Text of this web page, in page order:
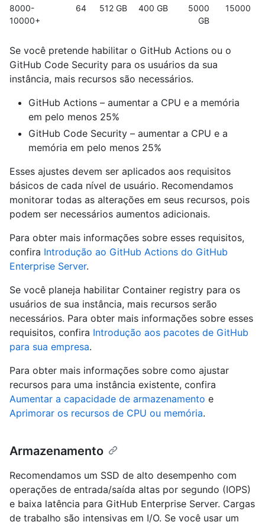
8000-
10000+
64 512 GB 400 GB
5000
GB
15000
Se você pretende habilitar o GitHub Actions ou o
GitHub Code Security para os usuários da sua
instância, mais recursos são necessários.
GitHub Actions – aumentar a CPU e a memória
em pelo menos 25%
GitHub Code Security – aumentar a CPU e a
memória em pelo menos 25%
Esses ajustes devem ser aplicados aos requisitos
básicos de cada nível de usuário. Recomendamos
monitorar todas as alterações em seus recursos, pois
podem ser necessários aumentos adicionais.
Para obter mais informações sobre esses requisitos,
confira Introdução ao GitHub Actions do GitHub
Enterprise Server.
Se você planeja habilitar Container registry para os
usuários de sua instância, mais recursos serão
necessários. Para obter mais informações sobre esses
requisitos, confira Introdução aos pacotes de GitHub
para sua empresa.
Para obter mais informações sobre como ajustar
recursos para uma instância existente, confira
Aumentar a capacidade de armazenamento e
Aprimorar os recursos de CPU ou memória.
Armazenamento
Recomendamos um SSD de alto desempenho com
operações de entrada/saída altas por segundo (IOPS)
e baixa latência para GitHub Enterprise Server. Cargas
de trabalho são intensivas em I/O. Se você usar um